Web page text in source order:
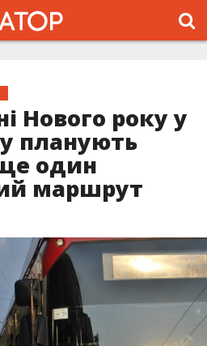
Нового року у
планують
один
маршрут